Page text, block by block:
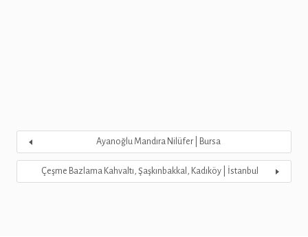
Ayanoğlu Mandıra Nilüfer | Bursa
Çeşme Bazlama Kahvaltı, Şaşkınbakkal, Kadıköy | İstanbul